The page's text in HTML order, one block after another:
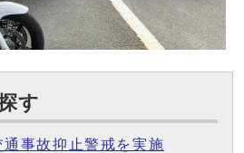
す
事故抑止警戒を実施